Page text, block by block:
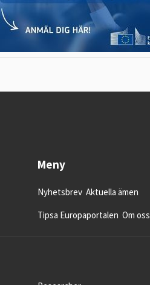
Meny
Nyhetsbrev Aktuella ämen
Tipsa Europaportalen Om oss